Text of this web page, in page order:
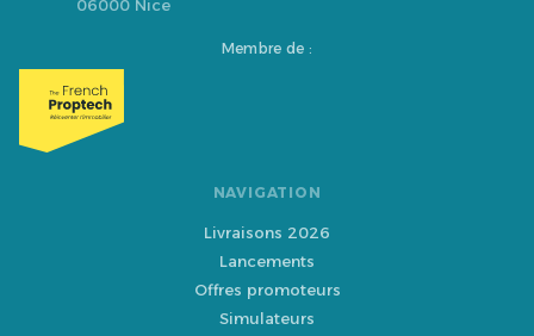
06000 Nice
Membre de :
NAVIGATION
Livraisons 2026
Lancements
Offres promoteurs
Simulateurs